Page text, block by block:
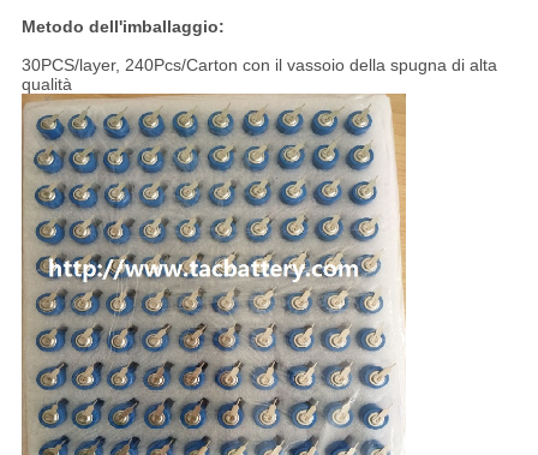
Metodo dell'imballaggio:
30PCS/layer, 240Pcs/Carton con il vassoio della spugna di alta
qualità